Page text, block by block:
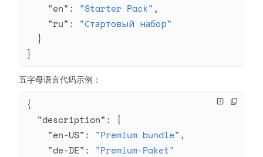
    "en"
: "Starter Pack" ,
    "ru"
: "Стартовый набор"
  }
}
五字母语言代码示例：
{
  "description"
: {
    "en-US"
: "Premium bundle" ,
    "de-DE"
: "Premium-Paket"